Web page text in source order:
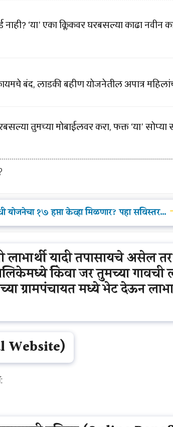
‘या’ एका क्लिकवर घरबसल्या काढा नवीन
बंद, लाडकी बहीण योजनेतील अपात्र
तुमच्या मोबाईलवर करा, फक्त ‘या’
योजनेचा १७ हप्ता केव्हा मिळणार? पहा सविस्तर…
लाभार्थी यादी तपासायचे असेल
किंवा जर तुमच्या गावची
ग्रामपंचायत मध्ये भेट देऊन
Website)